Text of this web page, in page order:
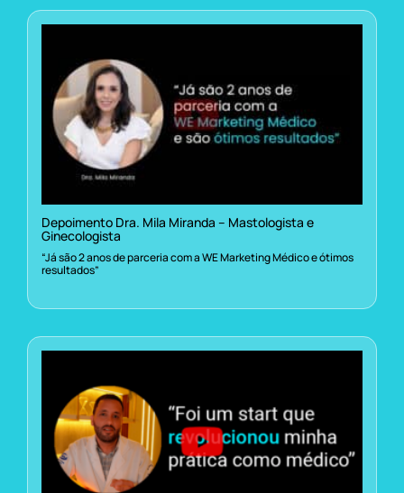
Depoimento Dra. Mila Miranda – Mastologista e
Ginecologista
“Já são 2 anos de parceria com a WE Marketing Médico e ótimos
resultados”